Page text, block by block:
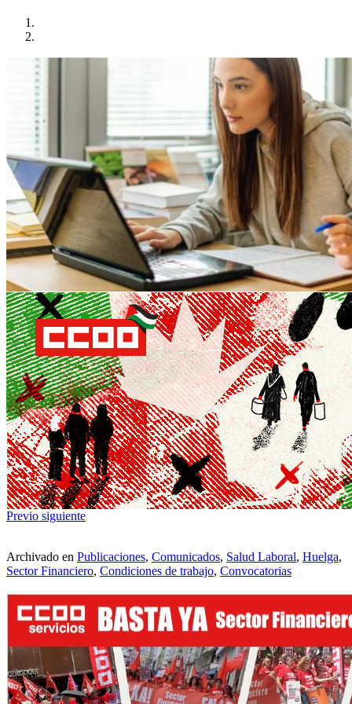
Previo siguiente
Archivado en Publicaciones, Comunicados, Salud Laboral, Huelga,
Sector Financiero, Condiciones de trabajo, Convocatorias